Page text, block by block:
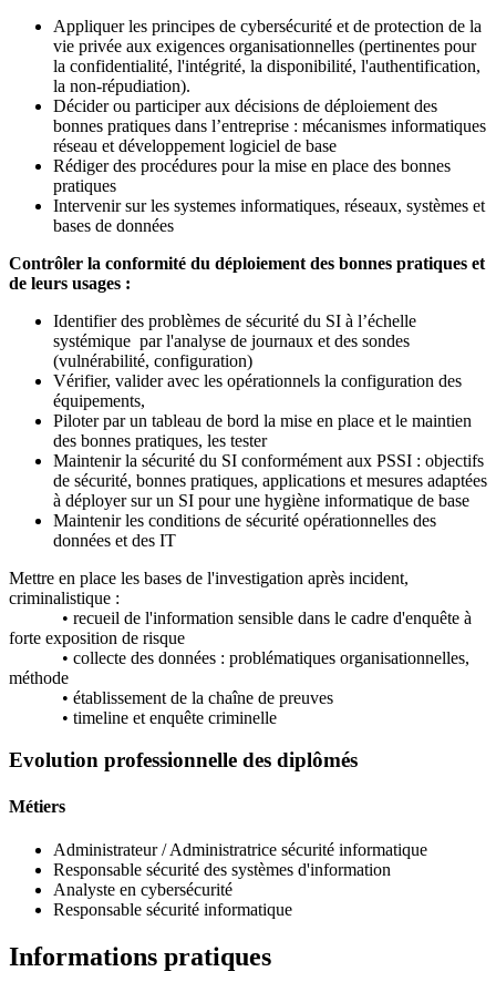
Appliquer les principes de cybersécurité et de protection de la
vie privée aux exigences organisationnelles (pertinentes pour
la confidentialité, l'intégrité, la disponibilité, l'authentification,
la non-répudiation).
Décider ou participer aux décisions de déploiement des
bonnes pratiques dans l’entreprise : mécanismes informatiques
réseau et développement logiciel de base
Rédiger des procédures pour la mise en place des bonnes
pratiques
Intervenir sur les systemes informatiques, réseaux, systèmes et
bases de données
Contrôler la conformité du déploiement des bonnes pratiques et
de leurs usages :
Identifier des problèmes de sécurité du SI à l’échelle
systémique par l'analyse de journaux et des sondes
(vulnérabilité, configuration)
Vérifier, valider avec les opérationnels la configuration des
équipements,
Piloter par un tableau de bord la mise en place et le maintien
des bonnes pratiques, les tester
Maintenir la sécurité du SI conformément aux PSSI : objectifs
de sécurité, bonnes pratiques, applications et mesures adaptées
à déployer sur un SI pour une hygiène informatique de base
Maintenir les conditions de sécurité opérationnelles des
données et des IT
Mettre en place les bases de l'investigation après incident,
criminalistique :
• recueil de l'information sensible dans le cadre d'enquête à
forte exposition de risque
• collecte des données : problématiques organisationnelles,
méthode
• établissement de la chaîne de preuves
• timeline et enquête criminelle
Evolution professionnelle des diplômés
Métiers
Administrateur / Administratrice sécurité informatique
Responsable sécurité des systèmes d'information
Analyste en cybersécurité
Responsable sécurité informatique
Informations pratiques